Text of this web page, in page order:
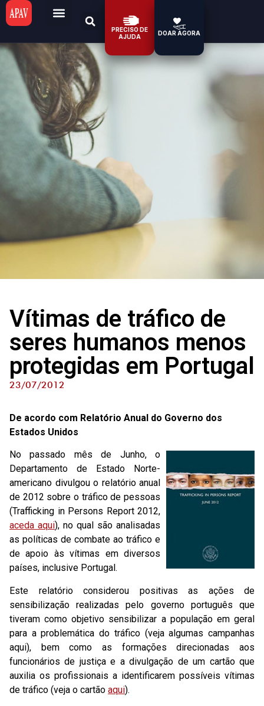
PRECISO DE
AJUDA
DOAR AGORA
Vítimas de tráfico de
seres humanos menos
protegidas em Portugal
23/07/2012
De acordo com Relatório Anual do Governo dos
Estados Unidos
No passado mês de Junho, o
Departamento de Estado Norte-
americano divulgou o relatório anual
de 2012 sobre o tráfico de pessoas
(Trafficking in Persons Report 2012,
aceda aqui), no qual são analisadas
as políticas de combate ao tráfico e
de apoio às vítimas em diversos
países, inclusive Portugal.
Este relatório considerou positivas as ações de
sensibilização realizadas pelo governo português que
tiveram como objetivo sensibilizar a população em geral
para a problemática do tráfico (veja algumas campanhas
aqui), bem como as formações direcionadas aos
funcionários de justiça e a divulgação de um cartão que
auxilia os profissionais a identificarem possíveis vítimas
de tráfico (veja o cartão aqui).